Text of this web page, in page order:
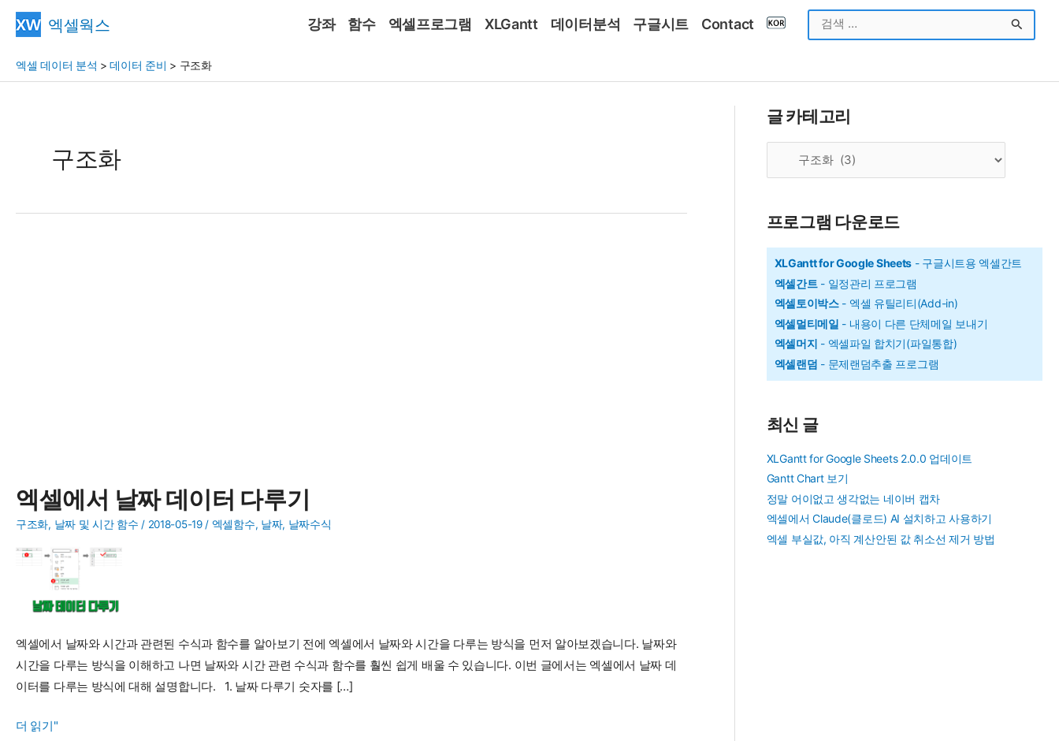
엑셀웍스 강좌 함수 엑셀프로그램 XLGantt 데이터분석 구글시트 Contact
색
상
엑셀 데이터 분석 >데이터 준비 > 구조화
구조화
엑셀에서 날짜 데이터 다루기
구조화, 날짜 및 시간 함수 / 2018-05-19 / 엑셀함수, 날짜, 날짜수식
엑셀에서 날짜와 시간과 관련된 수식과 함수를 알아보기 전에 엑셀에서 날짜와 시간을 다루는 방식을 먼저 알아보겠습니다. 날짜와
시간을 다루는 방식을 이해하고 나면 날짜와 시간 관련 수식과 함수를 훨씬 쉽게 배울 수 있습니다. 이번 글에서는 엑셀에서 날짜 데
이터를 다루는 방식에 대해 설명합니다. 1. 날짜 다루기 숫자를 […]
엑
더 읽기"
글 카테고리
리
프로그램 다운로드
XLGantt for Google Sheets - 구글시트용 엑셀간트
엑셀간트- 일정관리 프로그램
엑셀토이박스- 엑셀 유틸리티(Add-in)
엑셀멀티메일 - 내용이 다른 단체메일 보내기
엑셀머지 - 엑셀파일 합치기(파일통합)
엑셀랜덤 - 문제랜덤추출 프로그램
최신 글
XLGantt for Google Sheets 2.0.0 업데이트
Gantt Chart 보기
정말 어이없고 생각없는 네이버 캡차
엑셀에서 Claude(클로드) AI 설치하고 사용하기
엑셀 부실값, 아직 계산안된 값 취소선 제거 방법